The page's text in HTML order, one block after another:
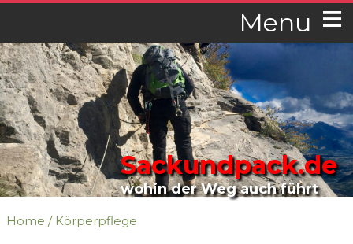
Menu
Sackundpack.de
wohin der Weg auch führt
Home / Körperpflege